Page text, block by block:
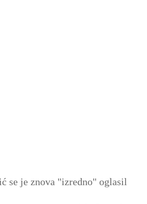
se je znova "izredno" oglasil